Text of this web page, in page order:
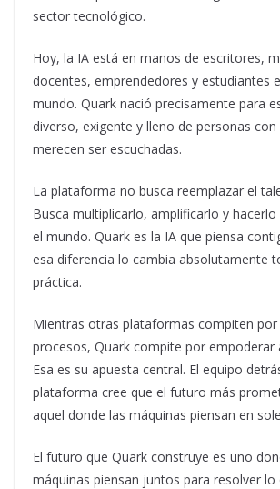
sector tecnológico.
Hoy, la IA está en manos de escritores,
docentes, emprendedores y estudiantes
mundo. Quark nació precisamente para
diverso, exigente y lleno de personas con
merecen ser escuchadas.
La plataforma no busca reemplazar el
Busca multiplicarlo, amplificarlo y
el mundo. Quark es la IA que piensa
esa diferencia lo cambia absolutamente
práctica.
Mientras otras plataformas compiten
procesos, Quark compite por empoderar
Esa es su apuesta central. El equipo
plataforma cree que el futuro más
aquel donde las máquinas piensan en
El futuro que Quark construye es uno
máquinas piensan juntos para resolver lo